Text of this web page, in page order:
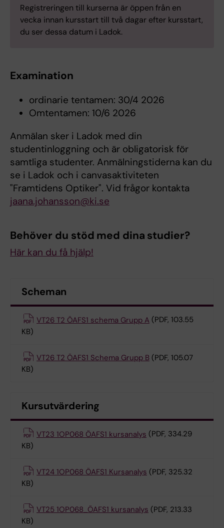
Registreringen till kurserna är öppen från en
vecka innan kursstart till två dagar efter kursstart,
du ser dessa datum i Ladok.
Examination
ordinarie tentamen: 30/4 2026
Omtentamen: 10/6 2026
Anmälan sker i Ladok med din
studentinloggning och är obligatorisk för
samtliga studenter. Anmälningstiderna kan du
se i Ladok och i canvasaktiviteten
"Framtidens Optiker". Vid frågor kontakta
jaana.johansson@ki.se
Behöver du stöd med dina studier?
Här kan du få hjälp!
Scheman
VT26 T2 ÖAFS1 schema Grupp A (PDF, 103.55
KB)
VT26 T2 ÖAFS1 Schema Grupp B (PDF, 105.07
KB)
Kursutvärdering
VT23 1OP068 ÖAFS1 kursanalys (PDF, 334.29
KB)
VT24 1OP068 ÖAFS1 Kursanalys (PDF, 325.32
KB)
VT25 1OP068_ÖAFS1 kursanalys (PDF, 213.33
KB)